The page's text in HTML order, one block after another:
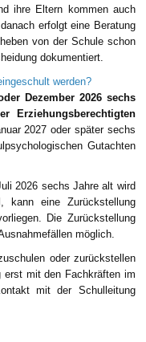
ihre Eltern kommen auch
erfolgt eine Beratung
von der Schule schon
dokumentiert.
werden?
Dezember 2026 sechs
Erziehungsberechtigten
2027 oder später sechs
Gutachten
2026 sechs Jahre alt wird
kann eine Zurückstellung
Die Zurückstellung
möglich.
oder zurückstellen
erst mit den Fachkräften im
mit der Schulleitung